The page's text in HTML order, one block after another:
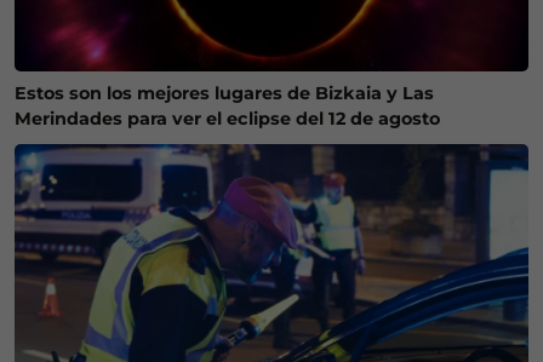
Estos son los mejores lugares de Bizkaia y Las
Merindades para ver el eclipse del 12 de agosto